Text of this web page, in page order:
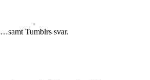
…samt Tumblrs svar.